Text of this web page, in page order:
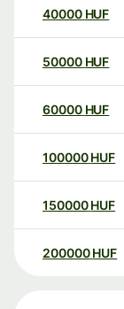
40000 HUF
50000 HUF
60000 HUF
100000 HUF
150000 HUF
200000 HUF